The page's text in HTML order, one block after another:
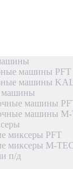
машины PFT
машины
машины
машины
машины M-
миксеры PFT
миксеры M-
п/д